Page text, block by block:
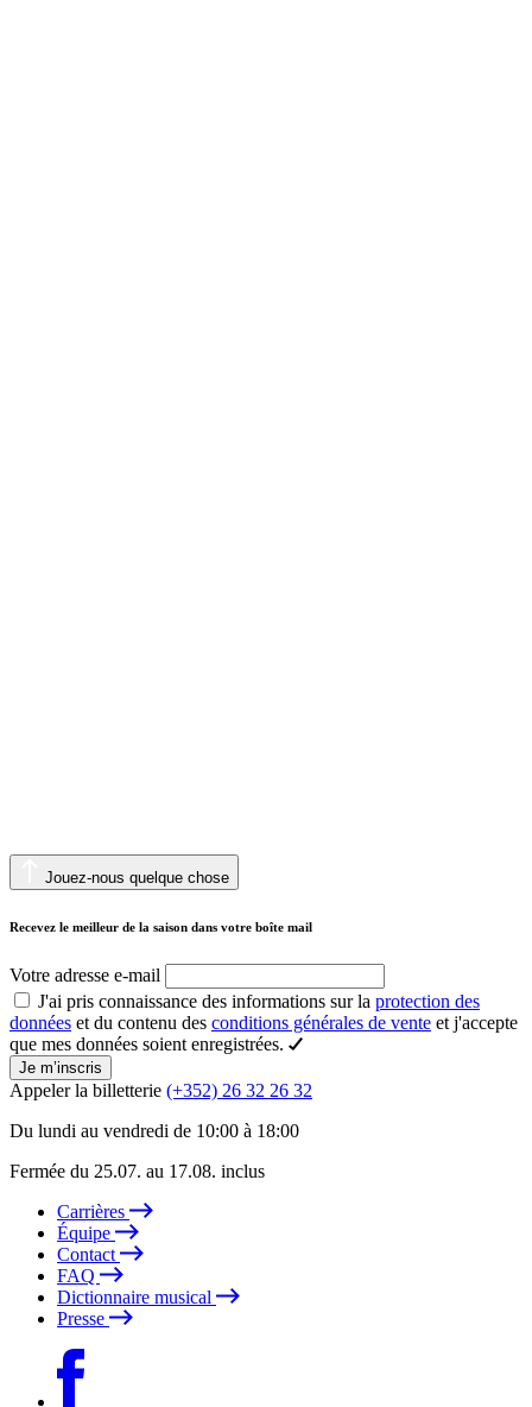
Jouez-nous quelque chose
Recevez le meilleur de la saison dans votre boîte mail
Votre adresse e-mail
J'ai pris connaissance des informations sur la protection des
données et du contenu des conditions générales de vente et j'accepte
que mes données soient enregistrées.
Je m’inscris
Appeler la billetterie (+352) 26 32 26 32
Du lundi au vendredi de 10:00 à 18:00
Fermée du 25.07. au 17.08. inclus
Carrières
Équipe
Contact
FAQ
Dictionnaire musical
Presse